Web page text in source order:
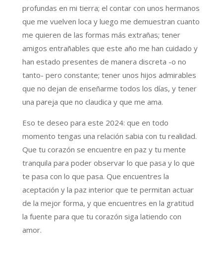
profundas en mi tierra; el contar con unos hermanos
que me vuelven loca y luego me demuestran cuanto
me quieren de las formas más extrañas; tener
amigos entrañables que este año me han cuidado y
han estado presentes de manera discreta -o no
tanto- pero constante; tener unos hijos admirables
que no dejan de enseñarme todos los días, y tener
una pareja que no claudica y que me ama.
Eso te deseo para este 2024: que en todo
momento tengas una relación sabia con tu realidad.
Que tu corazón se encuentre en paz y tu mente
tranquila para poder observar lo que pasa y lo que
te pasa con lo que pasa. Que encuentres la
aceptación y la paz interior que te permitan actuar
de la mejor forma, y que encuentres en la gratitud
la fuente para que tu corazón siga latiendo con
amor.